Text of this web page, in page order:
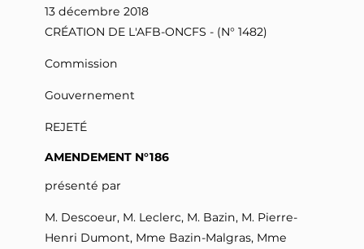
13 décembre 2018
CRÉATION DE L'AFB-ONCFS - (N° 1482)
Commission
Gouvernement
REJETÉ
AMENDEMENT N°186
présenté par
M. Descoeur, M. Leclerc, M. Bazin, M. Pierre-
Henri Dumont, Mme Bazin-Malgras, Mme